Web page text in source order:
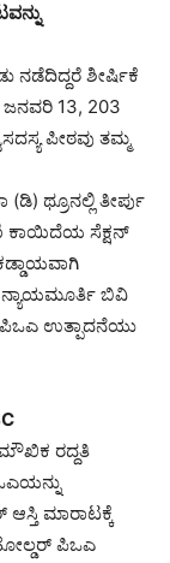
ನಡೆದಿದ್ದರೆ ಶೀರ್ಷಿಕೆ
ಜನವರಿ 13, 203
ಪೀಠವು ತಮ್ಮ
ಥ್ರೂನಲ್ಲಿ ತೀರ್ಪು
ಕಾಯಿದೆಯ ಸೆಕ್ಷನ್
ನ್ಯಾಯಮೂರ್ತಿ ಬಿವಿ
ಪಿಒಎ ಉತ್ಪಾದನೆಯು
ರದ್ದತಿ
ಮಾರಾಟಕ್ಕೆ
ಪಿಒಎ